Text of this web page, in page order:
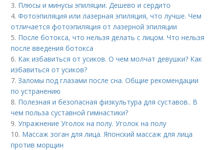
3. Плюсы и минусы эпиляции. Дешево и сердито
4.Фотоэпиляция или лазерная эпиляция, что лучше. Чем
отличается фотоэпиляция от лазерной эпиляции
5. После ботокса, что нельзя делать с лицом. Что нельзя
после введения ботокса
6. Как избавиться от усиков. О чем молчат девушки? Как
избавиться от усиков?
7.Заломы под глазами после сна. Общие рекомендации
по устранению
8. Полезная и безопасная физкультура для суставов.. В
чем польза суставной гимнастики?
9.Упражнение Уголок на полу. Уголок на полу
10. Массаж зоган для лица. Японский массаж для лица
против морщин